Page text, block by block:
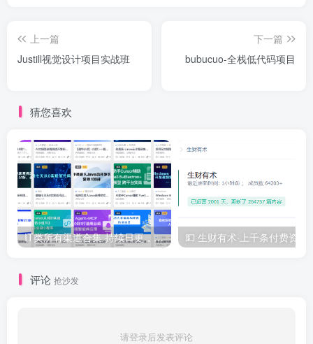
上一篇
Justill视觉设计项目实战班
下一篇
bubucuo-全栈低代码项目
猜您喜欢
IT类所有渠道合集 持续日更，目前近四千多条资源 年费用户微信私信获取权限
评论 抢沙发
请登录后发表评论